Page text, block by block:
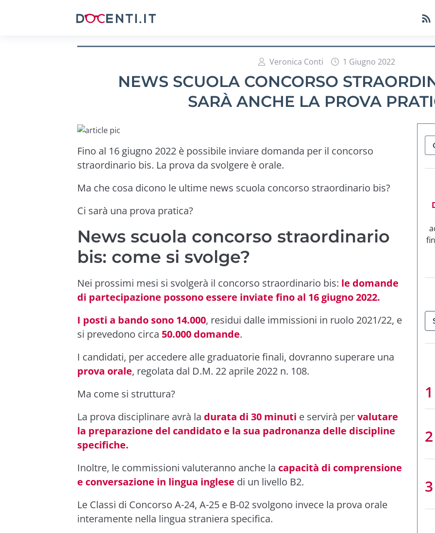
Veronica Conti 1 Giugno 2022
NEWS SCUOLA CONCORSO
SARÀ ANCHE LA PROVA
Fino al 16 giugno 2022 è possibile inviare domanda per il concorso
straordinario bis. La prova da svolgere è orale.
Ma che cosa dicono le ultime news scuola concorso straordinario bis?
Ci sarà una prova pratica?
News scuola concorso straordinario
bis: come si svolge?
Nei prossimi mesi si svolgerà il concorso straordinario bis: le domande
di partecipazione possono essere inviate fino al 16 giugno 2022.
I posti a bando sono 14.000, residui dalle immissioni in ruolo 2021/22, e
si prevedono circa 50.000 domande.
I candidati, per accedere alle graduatorie finali, dovranno superare una
prova orale, regolata dal D.M. 22 aprile 2022 n. 108.
Ma come si struttura?
La prova disciplinare avrà la durata di 30 minuti e servirà pervalutare
la preparazione del candidato e la sua padronanza delle discipline
specifiche.
Inoltre, le commissioni valuteranno anche la capacità di comprensione
e conversazione in lingua inglese di un livello B2.
Le Classi di Concorso A-24, A-25 e B-02 svolgono invece la prova orale
interamente nella lingua straniera specifica.